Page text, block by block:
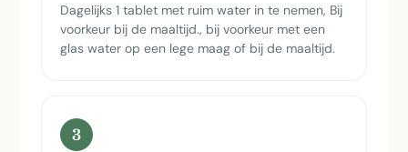
Dagelijks 1 tablet met ruim water in te nemen, Bij
voorkeur bij de maaltijd., bij voorkeur met een
glas water op een lege maag of bij de maaltijd.
3